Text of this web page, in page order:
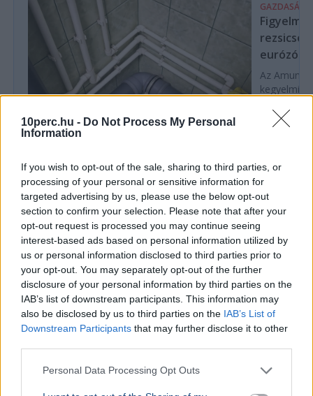
10perc.hu - Do Not Process My Personal
Information
If you wish to opt-out of the sale, sharing to third parties, or
processing of your personal or sensitive information for
targeted advertising by us, please use the below opt-out
section to confirm your selection. Please note that after your
opt-out request is processed you may continue seeing
interest-based ads based on personal information utilized by
us or personal information disclosed to third parties prior to
your opt-out. You may separately opt-out of the further
disclosure of your personal information by third parties on the
IAB’s list of downstream participants. This information may
also be disclosed by us to third parties on the IAB’s List of
Downstream Participants that may further disclose it to other
Personal Data Processing Opt Outs
BELFÖLD
Összeomlás szélén a víziközmű-rendszer:
A teljes éves bevételt a csövek
cseréjére kellene költeni
A magyar víziközmű-hálózat közel 80 százaléka
kritikus állapotban van, a csőtörések száma
pedig exponenciálisan nő. Kovács Károly szerint a
rezsicsökk...
GAZDASÁG
Az Amundi
kegyelmi
BELFÖLD 2026. augusztus 7.
Hornok Miklós is esélyes Lázár János
utódjának